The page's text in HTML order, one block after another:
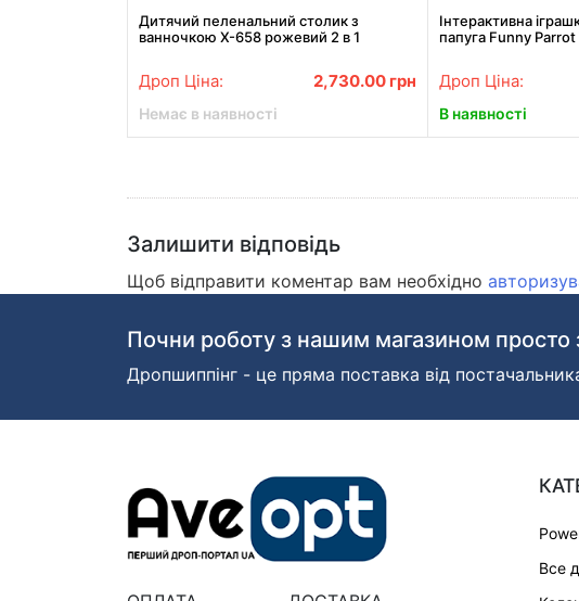
Дитячий пеленальний столик з
ванночкою X-658 рожевий 2 в 1
Дроп Ціна: 2,730.00 грн
Немає в наявності
Інтерактивна
папуга Funny
Дроп Ціна:
В наявності
Залишити відповідь
Щоб відправити коментар вам необхідно
Почни роботу з нашим магазином просто
Дропшиппінг - це пряма поставка від
Все